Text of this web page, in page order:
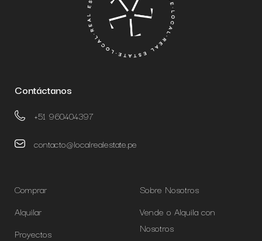
Contáctanos
+51 960404397
contacto@localrealestate.pe
Comprar
Alquilar
Proyectos
Sobre Nosotros
Vende o Alquila con
Nosotros